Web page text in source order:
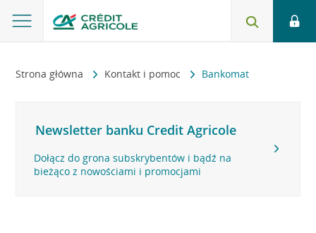
Strona główna Kontakt i pomoc Bankomat
Newsletter banku Credit Agricole
Dołącz do grona subskrybentów i bądź na
bieżąco z nowościami i promocjami